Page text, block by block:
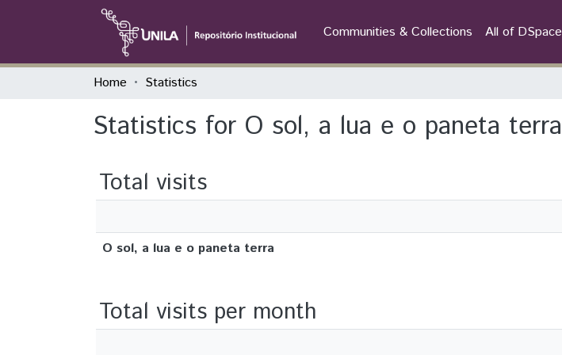
Communities & Collections All of DSpace
Home Statistics
Statistics for O sol, a lua e o paneta terra
Total visits
O sol, a lua e o paneta terra
Total visits per month